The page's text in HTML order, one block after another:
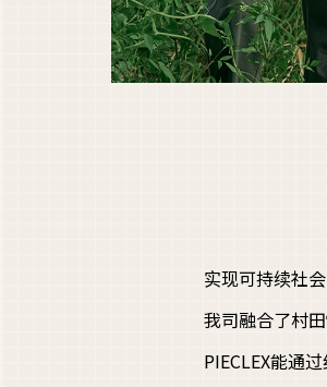
实现可持续社
我司融合了村
PIECLEX能通